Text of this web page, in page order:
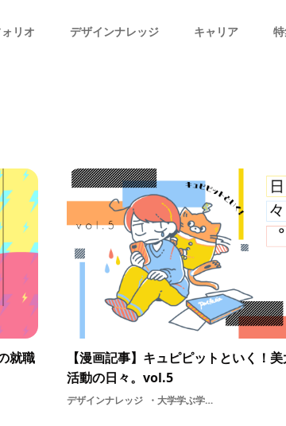
リオ デザインナレッジ キャリア
就職
【漫画記事】キュピピットといく！
活動の日々。vol.5
デザインナレッジ 大学学ぶ学生専門学校採用面接漫画就職活動の日々美大デザイン選考就活職種